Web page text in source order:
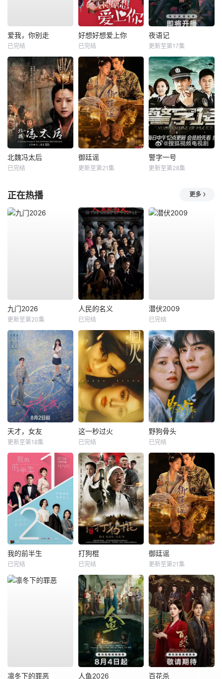
爱我，你别走
已完结
好想好想爱上你
已完结
夜语记
更新至第17集
北魏冯太后
已完结
御廷谣
更新至第21集
警字一号
更新至第28集
正在热播 更多
九门2026
更新至第20集
人民的名义
已完结
潜伏2009
已完结
天才，女友
更新至第18集
这一秒过火
已完结
野狗骨头
已完结
我的前半生
已完结
打狗棍
已完结
御廷谣
更新至第21集
凛冬下的罪恶 人鱼2026 百花杀